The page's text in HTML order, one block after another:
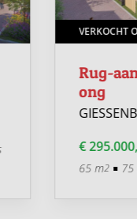
VERKOCHT
Rug-
ong
€
65 m2 75